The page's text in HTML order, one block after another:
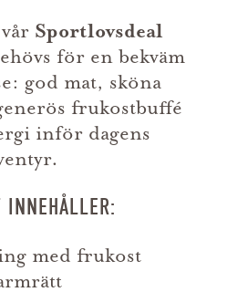
Sportlovsdeal
för en bekväm
god mat, sköna
frukostbuffé
inför dagens
INNEHÅLLER:
med frukost